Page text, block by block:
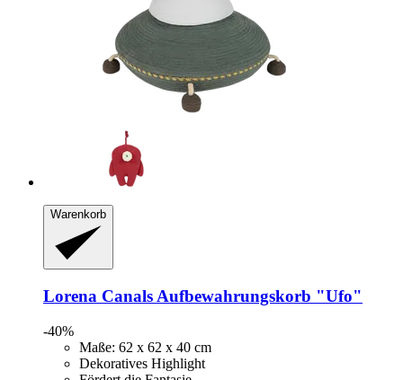
Warenkorb
Lorena Canals Aufbewahrungskorb "Ufo"
-40%
Maße: 62 x 62 x 40 cm
Dekoratives Highlight